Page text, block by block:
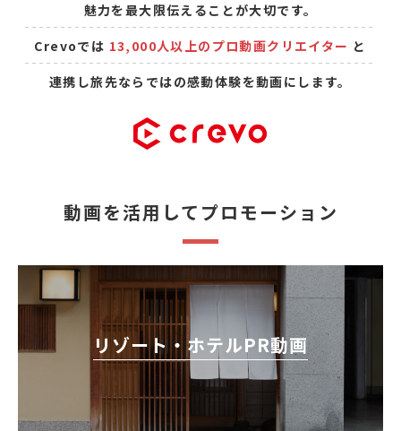
魅力を最大限伝えることが大切です。
Crevoでは 13,000人以上のプロ動画クリエイター と
連携し旅先ならではの感動体験を動画にします。
動画を活用してプロモーション
リゾート・ホテルPR動画